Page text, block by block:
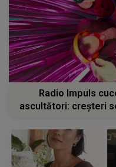
Radio Impuls
ascultători: creșteri